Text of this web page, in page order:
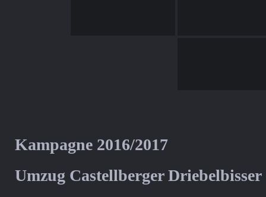
Kampagne 2016/2017
Umzug Castellberger